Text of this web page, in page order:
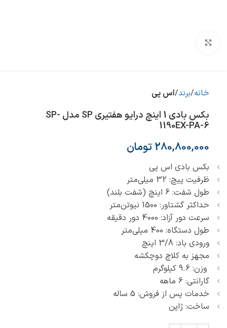
خانه برند اس پی
بکس بادی 1 اینچ درایو هفتیری SP مدل SP-
1190EX-PA-6
280,800,000تومان
بکس بادی اس پی
ظرفیت پیچ: 32 میلی‌متر
طول شفت: 6 اینچ (شفت بلند)
حداکثر گشتاور: 1500 نیوتن‌متر
سرعت دور آزاد: 4000 دور دقیقه
طول دستگاه: 400 میلی‌متر
ورودی باد: 3/8 اینچ
مجهز به کلاچ دوچکشه
وزن: 9.6 کیلوگرم
گارانتی: 6 ماهه
خدمات پس از فروش: 5 ساله
ساخت: ژاپن